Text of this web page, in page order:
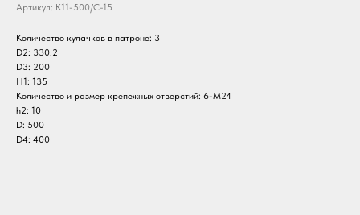
Артикул: K11-500/C-15
Количество кулачков в патроне: 3
D2: 330.2
D3: 200
H1: 135
Количество и размер крепежных отверстий: 6-M24
h2: 10
D: 500
D4: 400